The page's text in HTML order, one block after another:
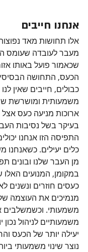
אנחנו חייבים
אלו תחושות מאד
מעבר לעובדה שעומס
שכאמור פועל באותו
הכעס, התחושה
כבולים, חייבים שאין
משמעותית ומושרשת
ארוכות מניעה כעס אצל
בעיקר בשל נסיבות
התפיסה הזו אנחנו
כלים יעילים.
מן העבר שלנו ובונים
במקומן, המנועים האלו
כעסים חוזרים ונשנים
מנמיכים את העוצמה
משמעותי. וכשמשלבים
משמעותיים לניהול
יעילה יותר של הכעס
נוצר שינוי משמעותי